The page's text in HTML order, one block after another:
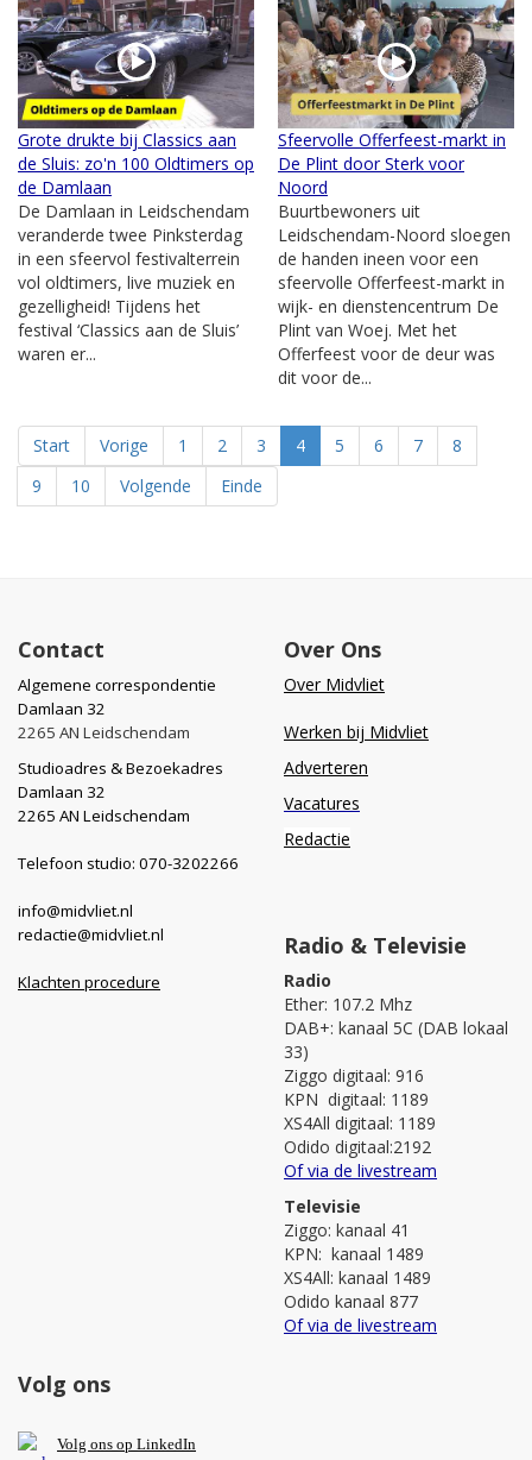
Grote drukte bij Classics aan
de Sluis: zo'n 100 Oldtimers op
de Damlaan
De Damlaan in Leidschendam
veranderde twee Pinksterdag
in een sfeervol festivalterrein
vol oldtimers, live muziek en
gezelligheid! Tijdens het
festival ‘Classics aan de Sluis’
waren er...
Sfeervolle Offerfeest-markt in
De Plint door Sterk voor
Noord
Buurtbewoners uit
Leidschendam-Noord sloegen
de handen ineen voor een
sfeervolle Offerfeest-markt in
wijk- en dienstencentrum De
Plint van Woej. Met het
Offerfeest voor de deur was
dit voor de...
Start Vorige 1 2 3 4 5 6 7
8
9
10 Volgende Einde
Contact
Algemene correspondentie
Damlaan 32
2265 AN Leidschendam
Studioadres & Bezoekadres
Damlaan 32
2265 AN Leidschendam
Telefoon studio: 070-3202266
info@midvliet.nl
redactie@midvliet.nl
Klachten procedure
Over Ons
Over Midvliet
Werken bij Midvliet
Adverteren
Vacatures
Redactie
Radio & Televisie
Radio
Ether: 107.2 Mhz
DAB+: kanaal 5C (DAB lokaal
33)
Ziggo digitaal: 916
KPN digitaal: 1189
XS4All digitaal: 1189
Odido digitaal:2192
Of via de livestream
Televisie
Ziggo: kanaal 41
KPN: kanaal 1489
XS4All: kanaal 1489
Odido kanaal 877
Of via de livestream
Volg ons
Volg ons op LinkedIn